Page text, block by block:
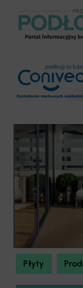
Płyty